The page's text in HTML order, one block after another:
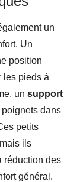
un
Un
position
les pieds à
un support
dans
petits
ils
réduction des
général.